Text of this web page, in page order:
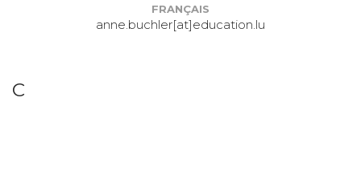
FRANÇAIS
anne.buchler[at]education.lu
C